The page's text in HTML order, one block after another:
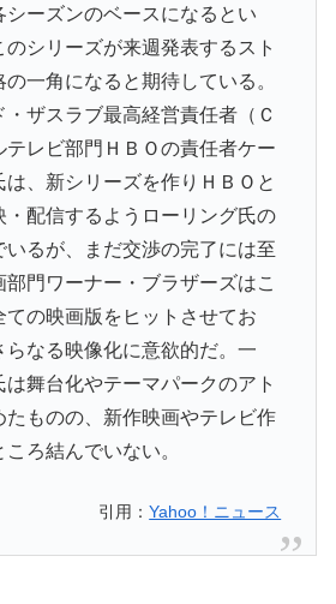
シーズンのベースになるとい
のシリーズが来週発表するスト
一角になると期待している。
・ザスラブ最高経営責任者（Ｃ
テレビ部門ＨＢＯの責任者ケー
は、新シリーズを作りＨＢＯと
・配信するようローリング氏の
いるが、まだ交渉の完了には至
部門ワーナー・ブラザーズはこ
ての映画版をヒットさせてお
らなる映像化に意欲的だ。一
舞台化やテーマパークのアト
たものの、新作映画やテレビ作
ろ結んでいない。
引用：Yahoo！ニュース